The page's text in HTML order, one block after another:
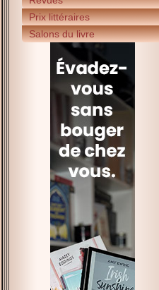
Prix littéraires
Salons du livre